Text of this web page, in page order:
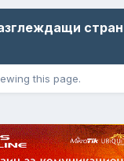
this page.